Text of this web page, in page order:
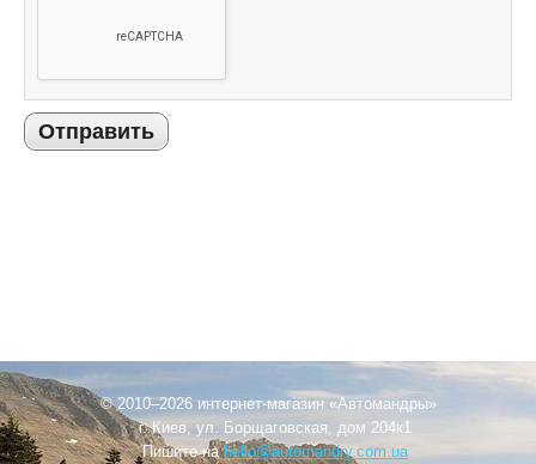
Отправить
© 2010–2026 интернет-магазин «Автомандры»
г. Киев, ул. Борщаговская, дом 204к1
Пишите наhello@automandry.com.ua